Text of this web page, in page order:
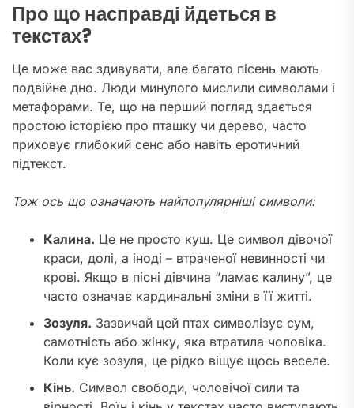
Про що насправді йдеться в
текстах?
Це може вас здивувати, але багато пісень мають
подвійне дно. Люди минулого мислили символами і
метафорами. Те, що на перший погляд здається
простою історією про пташку чи дерево, часто
приховує глибокий сенс або навіть еротичний
підтекст.
Тож ось що означають найпопулярніші символи:
Калина. Це не просто кущ. Це символ дівочої
краси, долі, а іноді – втраченої невинності чи
крові. Якщо в пісні дівчина “ламає калину”, це
часто означає кардинальні зміни в її житті.
Зозуля. Зазвичай цей птах символізує сум,
самотність або жінку, яка втратила чоловіка.
Коли кує зозуля, це рідко віщує щось веселе.
Кінь. Символ свободи, чоловічої сили та